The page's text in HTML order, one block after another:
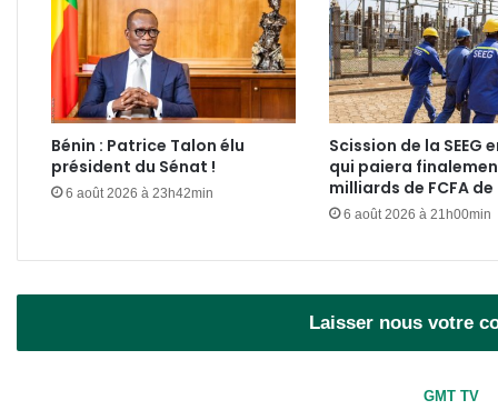
Bénin : Patrice Talon élu
président du Sénat !
6 août 2026 à 23h42min
Scission de la SEEG
qui paiera
milliards de FCFA
6 août 2026 à 21h00min
Laisser nous votre
GMT TV